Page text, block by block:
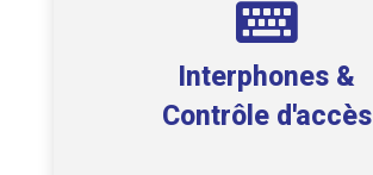

Interphones &
Contrôle d'accès